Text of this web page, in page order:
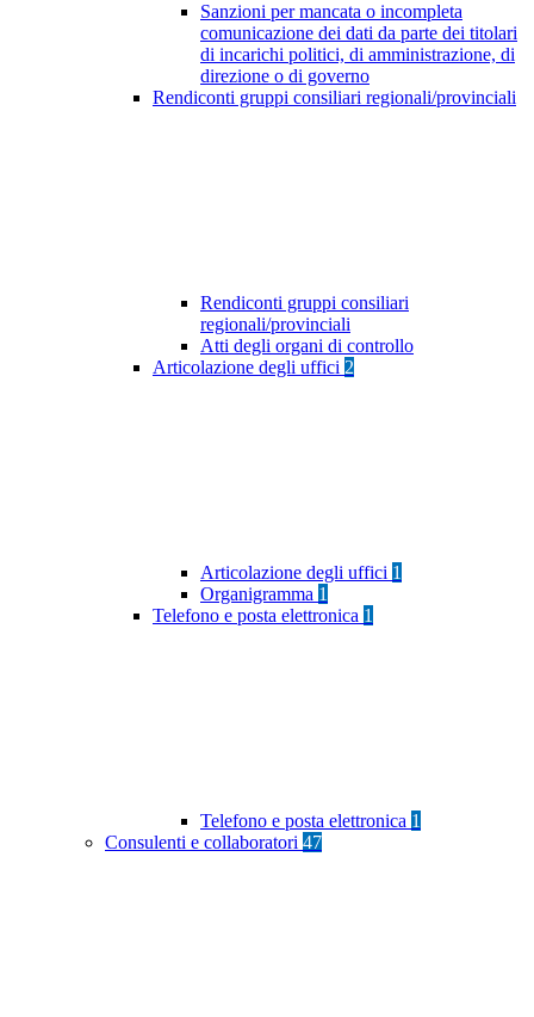
Sanzioni per mancata o incompleta
comunicazione dei dati da parte dei titolari
di incarichi politici, di amministrazione, di
direzione o di governo
Rendiconti gruppi consiliari regionali/provinciali
Rendiconti gruppi consiliari
regionali/provinciali
Atti degli organi di controllo
Articolazione degli uffici 2
Articolazione degli uffici 1
Organigramma 1
Telefono e posta elettronica 1
Telefono e posta elettronica 1
Consulenti e collaboratori 47